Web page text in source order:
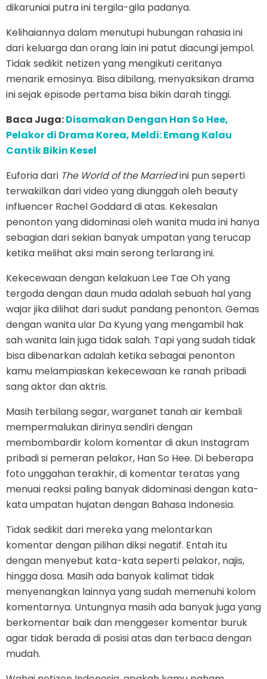
dikaruniai putra ini tergila-gila padanya.
Kelihaiannya dalam menutupi hubungan rahasia ini
dari keluarga dan orang lain ini patut diacungi jempol.
Tidak sedikit netizen yang mengikuti ceritanya
menarik emosinya. Bisa dibilang, menyaksikan drama
ini sejak episode pertama bisa bikin darah tinggi.
Baca Juga:Disamakan Dengan Han So Hee,
Pelakor di Drama Korea, Meldi: Emang Kalau
Cantik Bikin Kesel
Euforia dari The World of the Marriedini pun seperti
terwakilkan dari video yang diunggah oleh beauty
influencer Rachel Goddard di atas. Kekesalan
penonton yang didominasi oleh wanita muda ini hanya
sebagian dari sekian banyak umpatan yang terucap
ketika melihat aksi main serong terlarang ini.
Kekecewaan dengan kelakuan Lee Tae Oh yang
tergoda dengan daun muda adalah sebuah hal yang
wajar jika dilihat dari sudut pandang penonton. Gemas
dengan wanita ular Da Kyung yang mengambil hak
sah wanita lain juga tidak salah. Tapi yang sudah tidak
bisa dibenarkan adalah ketika sebagai penonton
kamu melampiaskan kekecewaan ke ranah pribadi
sang aktor dan aktris.
Masih terbilang segar, warganet tanah air kembali
mempermalukan dirinya sendiri dengan
membombardir kolom komentar di akun Instagram
pribadi si pemeran pelakor, Han So Hee. Di beberapa
foto unggahan terakhir, di komentar teratas yang
menuai reaksi paling banyak didominasi dengan kata-
kata umpatan hujatan dengan Bahasa Indonesia.
Tidak sedikit dari mereka yang melontarkan
komentar dengan pilihan diksi negatif. Entah itu
dengan menyebut kata-kata seperti pelakor, najis,
hingga dosa. Masih ada banyak kalimat tidak
menyenangkan lainnya yang sudah memenuhi kolom
komentarnya. Untungnya masih ada banyak juga yang
berkomentar baik dan menggeser komentar buruk
agar tidak berada di posisi atas dan terbaca dengan
mudah.